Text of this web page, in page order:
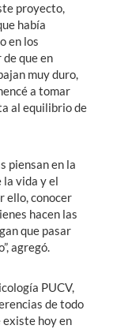
proyecto,
había
en los
que en
muy duro,
a tomar
al equilibrio de
piensan en la
vida y el
ello, conocer
hacen las
que pasar
agregó.
PUCV,
de todo
existe hoy en